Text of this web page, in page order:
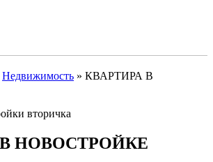
Недвижимость » КВАРТИРА В
вторичка
НОВОСТРОЙКЕ